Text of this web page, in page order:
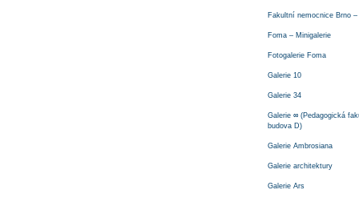
Fakultní nemocnice Brno –
Foma – Minigalerie
Fotogalerie Foma
Galerie 10
Galerie 34
Galerie ∞ (Pedagogická
budova D)
Galerie Ambrosiana
Galerie architektury
Galerie Ars